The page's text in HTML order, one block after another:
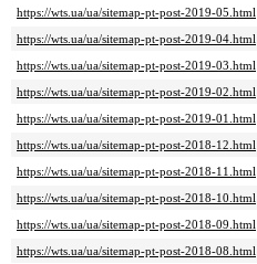
https://wts.ua/ua/sitemap-pt-post-2019-05.html
https://wts.ua/ua/sitemap-pt-post-2019-04.html
https://wts.ua/ua/sitemap-pt-post-2019-03.html
https://wts.ua/ua/sitemap-pt-post-2019-02.html
https://wts.ua/ua/sitemap-pt-post-2019-01.html
https://wts.ua/ua/sitemap-pt-post-2018-12.html
https://wts.ua/ua/sitemap-pt-post-2018-11.html
https://wts.ua/ua/sitemap-pt-post-2018-10.html
https://wts.ua/ua/sitemap-pt-post-2018-09.html
https://wts.ua/ua/sitemap-pt-post-2018-08.html